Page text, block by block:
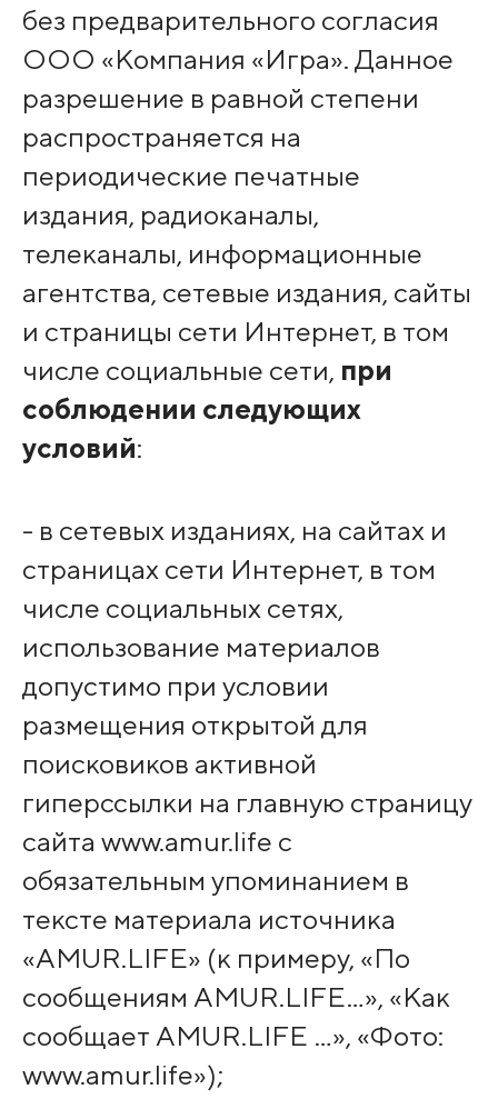
без предварительного согласия
ООО «Компания «Игра». Данное
разрешение в равной степени
распространяется на
периодические печатные
издания, радиоканалы,
телеканалы, информационные
агентства, сетевые издания, сайты
и страницы сети Интернет, в том
числе социальные сети, при
соблюдении следующих
условий:
- в сетевых изданиях, на сайтах и
страницах сети Интернет, в том
числе социальных сетях,
использование материалов
допустимо при условии
размещения открытой для
поисковиков активной
гиперссылки на главную страницу
сайта www.amur.life с
обязательным упоминанием в
тексте материала источника
«AMUR.LIFE» (к примеру, «По
сообщениям AMUR.LIFE…», «Как
сообщает AMUR.LIFE …», «Фото:
www.amur.life»);